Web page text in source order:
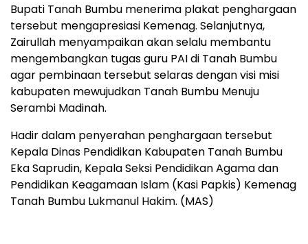
Bupati Tanah Bumbu menerima plakat penghargaan
tersebut mengapresiasi Kemenag. Selanjutnya,
Zairullah menyampaikan akan selalu membantu
mengembangkan tugas guru PAI di Tanah Bumbu
agar pembinaan tersebut selaras dengan visi misi
kabupaten mewujudkan Tanah Bumbu Menuju
Serambi Madinah.
Hadir dalam penyerahan penghargaan tersebut
Kepala Dinas Pendidikan Kabupaten Tanah Bumbu
Eka Saprudin, Kepala Seksi Pendidikan Agama dan
Pendidikan Keagamaan Islam (Kasi Papkis) Kemenag
Tanah Bumbu Lukmanul Hakim. (MAS)